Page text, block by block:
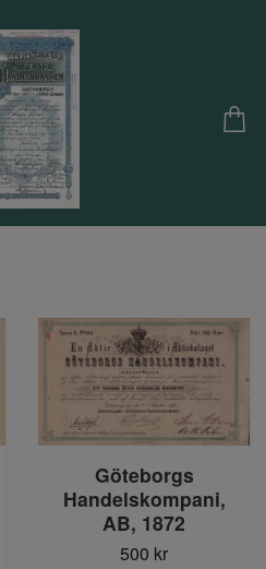
Göteborgs
Handelskompani,
AB, 1872
500 kr